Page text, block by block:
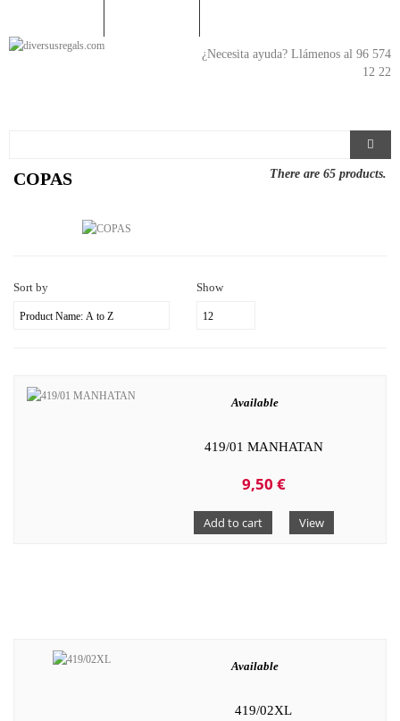
¿Necesita ayuda? Llámenos al 96 574
12 22
COPAS There are 65 products.
Sort by Show
Available
419/01 MANHATAN
9,50 €
Add to cart View
Available
419/02XL